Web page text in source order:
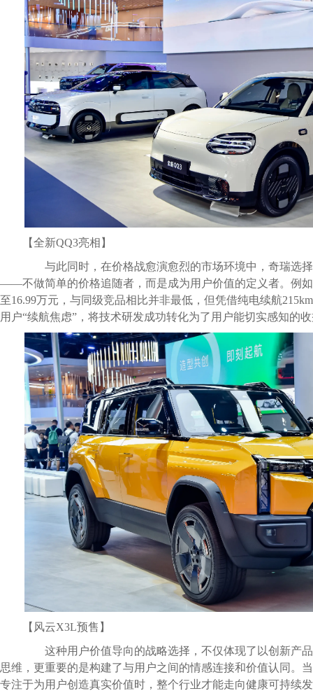
【全新QQ3亮相】
与此同时，在价格战愈演愈烈的市场环境中，奇瑞选择
——不做简单的价格追随者，而是成为用户价值的定义者。例
至16.99万元，与同级竞品相比并非最低，但凭借纯电续航
用户“续航焦虑”，将技术研发成功转化为了用户能切实感知的
【风云X3L预售】
这种用户价值导向的战略选择，不仅体现了以创新产品
思维，更重要的是构建了与用户之间的情感连接和价值认同。
专注于为用户创造真实价值时，整个行业才能走向健康可持